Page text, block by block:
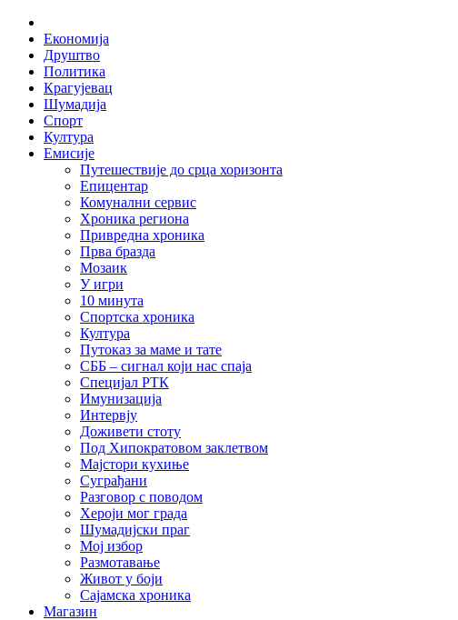
Skip
content
Економија
Друштво
Политика
Крагујевац
Шумадија
Спорт
Култура
Емисије
Путешествије до срца хоризонта
Епицентар
Комунални сервис
Хроника региона
Привредна хроника
Прва бразда
Мозаик
У игри
10 минута
Спортска хроника
Култура
Путоказ за маме и тате
СББ – сигнал који нас спаја
Специјал РТК
Имунизација
Интервју
Доживети стоту
Под Хипократовом заклетвом
Мајстори кухиње
Суграђани
Разговор с поводом
Хероји мог града
Шумадијски праг
Мој избор
Размотавање
Живот у боји
Сајамска хроника
Магазин